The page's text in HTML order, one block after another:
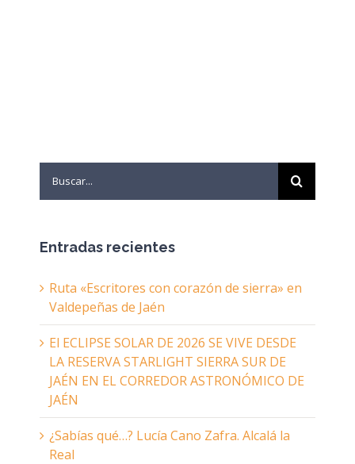
for:
Entradas recientes
Ruta «Escritores con corazón de sierra» en
Valdepeñas de Jaén
El ECLIPSE SOLAR DE 2026 SE VIVE DESDE
LA RESERVA STARLIGHT SIERRA SUR DE
JAÉN EN EL CORREDOR ASTRONÓMICO DE
JAÉN
¿Sabías qué…? Lucía Cano Zafra. Alcalá la
Real